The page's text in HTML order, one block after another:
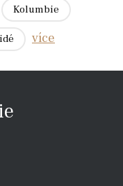
Kolumbie
více